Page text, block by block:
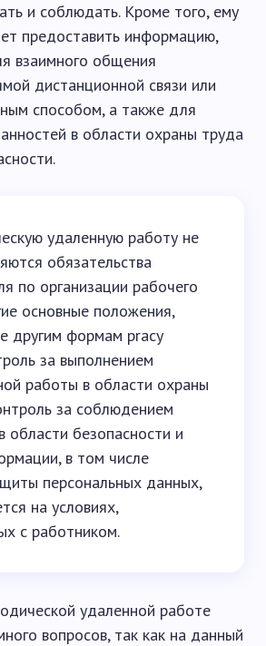
и соблюдать. Кроме того, ему
предоставить информацию,
взаимного общения
дистанционной связи или
способом, а также для
в области охраны труда
удаленную работу не
обязательства
по организации рабочего
основные положения,
другим формам pracy
за выполнением
работы в области охраны
за соблюдением
области безопасности и
в том числе
персональных данных,
на условиях,
с работником.
удаленной работе
вопросов, так как на данный